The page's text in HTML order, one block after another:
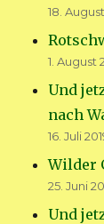
18.
1. August
Und
nach
16. Juli
Wilder
25. Juni
Und